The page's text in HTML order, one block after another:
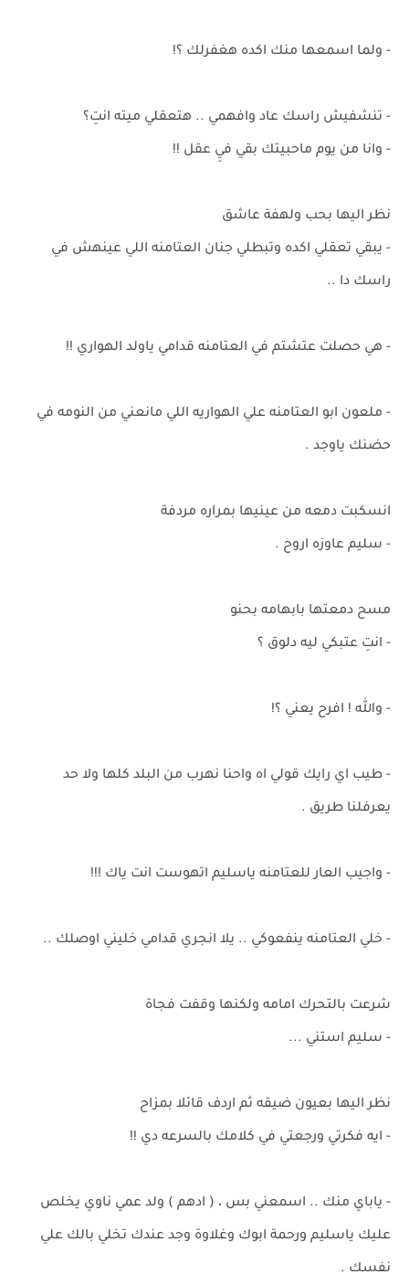
- ولما اسمعها منك اكده هغفرلك ؟!
- تنشفيش راسك عاد وافهمي .. هتعقلي ميته انتِ؟
- وانا من يوم ماحبيتك بقي فيِ عقل !!
نظر اليها بحب ولهفة عاشق
- يبقي تعقلي اكده وتبطلي جنان العتامنه اللي عينهش في
راسك دا ..
- هي حصلت عتشتم في العتامنه قدامي ياولد الهواري !!
- ملعون ابو العتامنه علي الهواريه اللي مانعني من النومه في
حضنك ياوجد .
انسكبت دمعه من عينيها بمراره مردفة
- سليم عاوزه اروح .
مسح دمعتها بابهامه بحنو
- انتِ عتبكي ليه دلوق ؟
- والله ! افرح يعني ؟!
- طيب اي رايك قولي اه واحنا نهرب من البلد كلها ولا حد
يعرفلنا طريق .
- واجيب العار للعتامنه ياسليم اتهوست انت ياك !!!
- خلي العتامنه ينفعوكي .. يلا انجري قدامي خليني اوصلك ..
شرعت بالتحرك امامه ولكنها وقفت فجاة
- سليم استني ...
نظر اليها بعيون ضيقه ثم اردف قائلا بمزاح
- ايه فكرتي ورجعتي في كلامك بالسرعه دي !!
- ياباي منك .. اسمعني بس ، ( ادهم ) ولد عمي ناوي يخلص
عليك ياسليم ورحمة ابوك وغلاوة وجد عندك تخلي بالك علي
نفسك .